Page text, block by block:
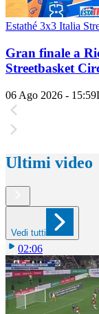
Estathé 3x3 Italia
Gran finale a
Streetbasket
06 Ago 2026 - 15:59
Ultimi video
Vedi tutti
02:06